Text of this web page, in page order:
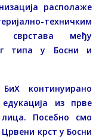
располаже
техничким
међу
типа у Босни и
континуирано
из прве
Посебно смо
крст у Босни